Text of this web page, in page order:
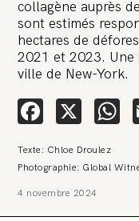
collagène auprès
sont estimés
hectares de
2021 et 2023. Une
ville de New-York.
X
Texte: Chloe Droulez
Photographie: Global
4 novembre 2024
🚨 L’heure
Relève et La
attaque en justice. Vous
Une procédure bâillon.
l’anonymat d’un
peut-être, à nous faire
aujourd’hui une grande